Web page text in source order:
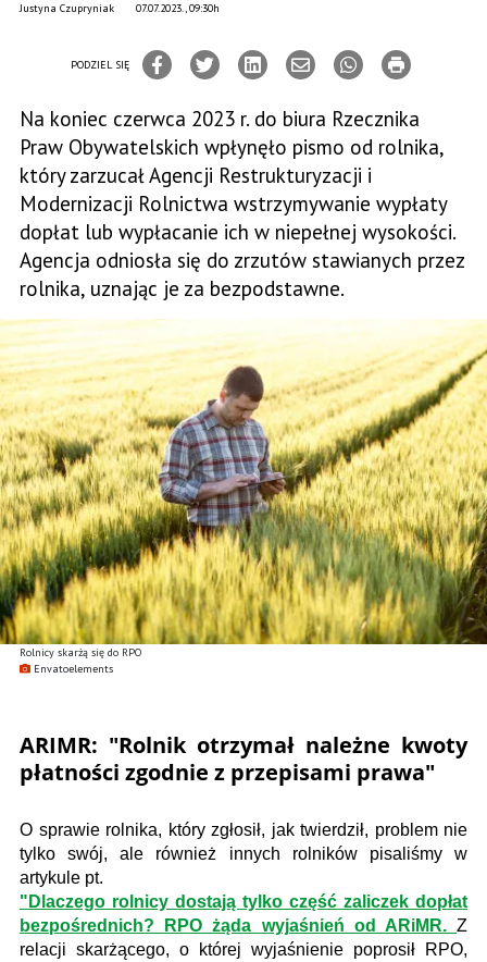
Rolnicy skarżą się do RPO
Envatoelements
07.07.2023., 09:30h
Justyna Czupryniak
PODZIEL SIĘ
Na koniec czerwca 2023 r. do biura Rzecznika
Praw Obywatelskich wpłynęło pismo od rolnika,
który zarzucał Agencji Restrukturyzacji i
Modernizacji Rolnictwa wstrzymywanie wypłaty
dopłat lub wypłacanie ich w niepełnej wysokości.
Agencja odniosła się do zrzutów stawianych przez
rolnika, uznając je za bezpodstawne.
ARIMR: "Rolnik otrzymał należne kwoty
płatności zgodnie z przepisami prawa"
O sprawie rolnika, który zgłosił, jak twierdził, problem nie
tylko swój, ale również innych rolników pisaliśmy w
artykule pt.
"Dlaczego rolnicy dostają tylko część zaliczek dopłat
bezpośrednich? RPO żąda wyjaśnień od ARiMR. Z
relacji skarżącego, o której wyjaśnienie poprosił RPO,